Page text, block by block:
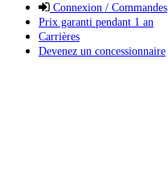
Connexion / Commandes
Prix garanti pendant 1 an
Carrières
Devenez un concessionnaire